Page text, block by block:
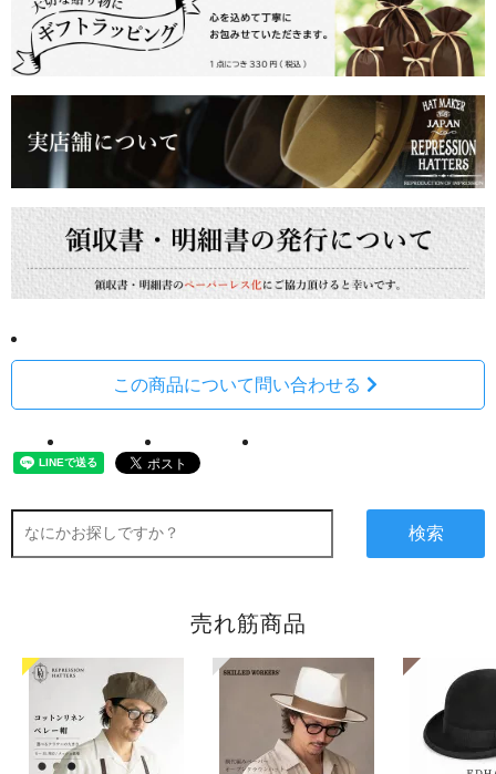
この商品について問い合わせる
検索
売れ筋商品